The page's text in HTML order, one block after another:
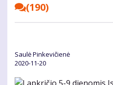
(190)
Saulė Pinkevičienė
2020-11-20